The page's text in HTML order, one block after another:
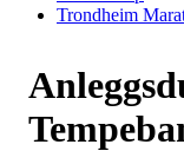
Trondheim